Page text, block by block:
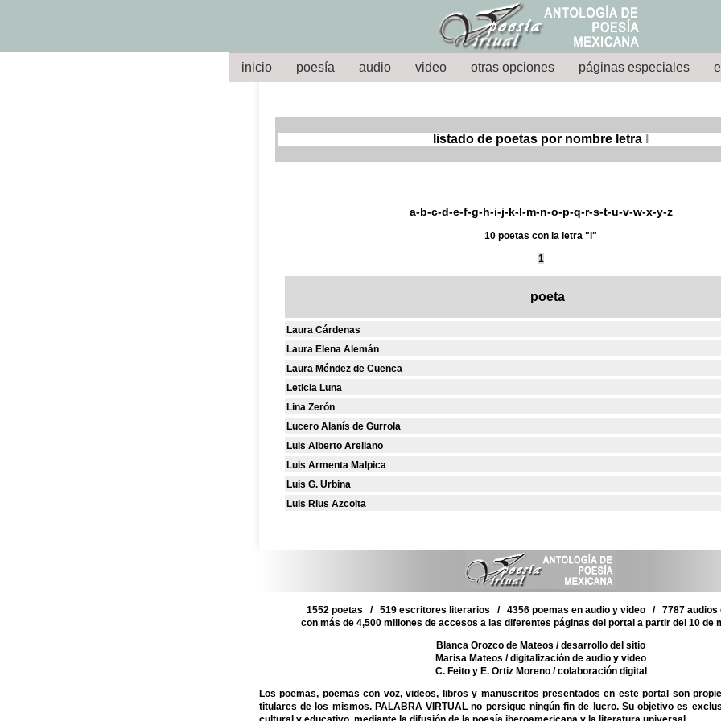
inicio poesía audio video otras opciones páginas especiales
listado de poetas por nombre letra
a-b-c-d-e-f-g-h-i-j-k-l-m-n-o-p-q-r-s-t-u-v-w-x-y-z
10 poetas con la letra "l"
1
poeta
Laura Cárdenas
Laura Elena Alemán
Laura Méndez de Cuenca
Leticia Luna
Lina Zerón
Lucero Alanís de Gurrola
Luis Alberto Arellano
Luis Armenta Malpica
Luis G. Urbina
Luis Rius Azcoita
1552 poetas / 519 escritores literarios / 4356 poemas en audio y video / 7787 audios
con más de 4,500 millones de accesos a las diferentes páginas del portal a partir del 10 de
Blanca Orozco de Mateos / desarrollo del sitio
Marisa Mateos / digitalización de audio y video
C. Feito y E. Ortiz Moreno/ colaboración digital
Los poemas, poemas con voz, videos, libros y manuscritos presentados en este portal son
titulares de los mismos. PALABRA VIRTUAL no persigue ningún fin de lucro. Su objetivo es